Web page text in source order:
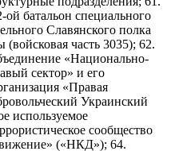
батальон специального
Славянского полка
часть 3035); 62.
«Национально-
сектор» и его
«Правая
Украинский
используемое
сообщество
(«НКД»); 64.